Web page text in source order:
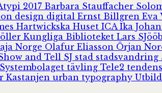
2017 Barbara Stauffacher
design digital Ernst Billgren Eva
Hartwickska Huset ICA Ika
Kungliga Biblioteket Lars
Norge Olafur Eliasson Örjan
and Tell SJ stad stadsvandring
Systembolaget tävling Tele2
Kastanjen urban typography